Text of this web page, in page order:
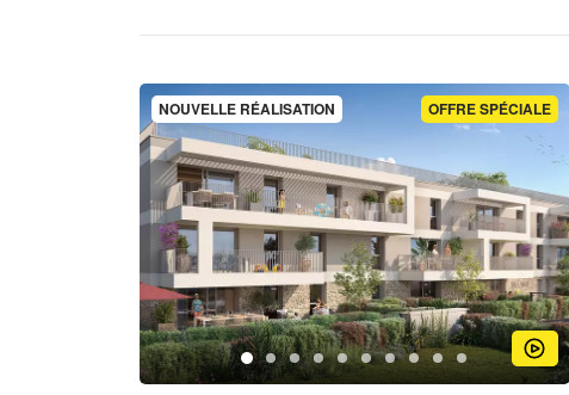
OFFRE SPÉCIALE
NOUVELLE RÉALISATION